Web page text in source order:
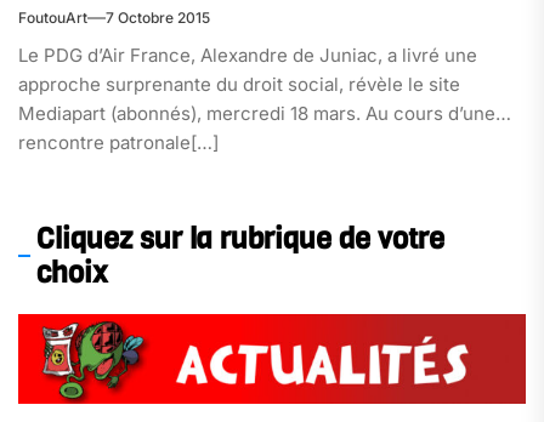
FoutouArt 7 Octobre 2015
Le PDG d’Air France, Alexandre de Juniac, a livré une
approche surprenante du droit social, révèle le site
Mediapart (abonnés), mercredi 18 mars. Au cours d’une
rencontre patronale[…]
Cliquez sur la rubrique de votre
choix